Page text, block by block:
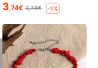
3,74€ 3,78€ -1%